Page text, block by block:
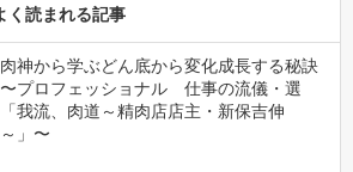
く読まれる記事
肉神から学ぶどん底から変化成長する秘訣
〜プロフェッショナル 仕事の流儀・選
「我流、肉道～精肉店店主・新保吉伸
～」〜